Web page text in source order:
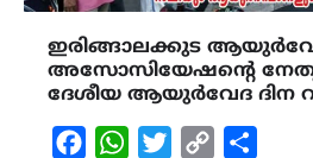
ഇരിങ്ങാലക്കുട
അസോസിയേഷന്റെ
ദേശീയ ആയുർവേദ ദിന
FacebookWhatsAppTwitterCopy